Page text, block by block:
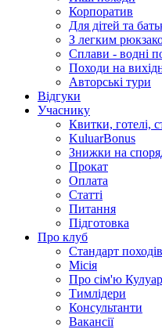
Корпоратив
Для дітей та
З легким
Сплави - водні
Походи на
Авторські тури
Відгуки
Учаснику
Квитки, готелі,
KuluarBonus
Знижки на
Прокат
Оплата
Статті
Питання
Підготовка
Про клуб
Стандарт походів
Місія
Про сім'ю Кулуар
Тимлідери
Консультанти
Вакансії